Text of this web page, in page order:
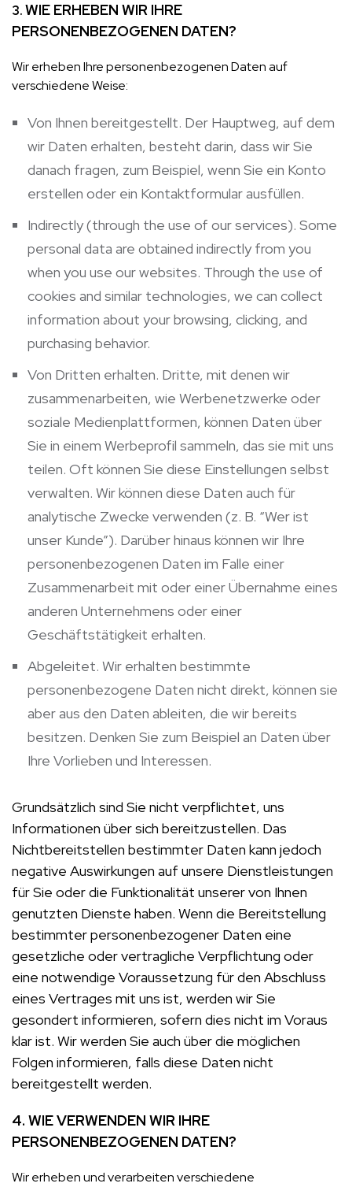
3.WIE ERHEBEN WIR IHRE
PERSONENBEZOGENEN DATEN?
Wir erheben Ihre personenbezogenen Daten auf
verschiedene Weise:
Von Ihnen bereitgestellt. Der Hauptweg, auf dem
wir Daten erhalten, besteht darin, dass wir Sie
danach fragen, zum Beispiel, wenn Sie ein Konto
erstellen oder ein Kontaktformular ausfüllen.
Indirectly (through the use of our services). Some
personal data are obtained indirectly from you
when you use our websites. Through the use of
cookies and similar technologies, we can collect
information about your browsing, clicking, and
purchasing behavior.
Von Dritten erhalten. Dritte, mit denen wir
zusammenarbeiten, wie Werbenetzwerke oder
soziale Medienplattformen, können Daten über
Sie in einem Werbeprofil sammeln, das sie mit uns
teilen. Oft können Sie diese Einstellungen selbst
verwalten. Wir können diese Daten auch für
analytische Zwecke verwenden (z. B. “Wer ist
unser Kunde”). Darüber hinaus können wir Ihre
personenbezogenen Daten im Falle einer
Zusammenarbeit mit oder einer Übernahme eines
anderen Unternehmens oder einer
Geschäftstätigkeit erhalten.
Abgeleitet. Wir erhalten bestimmte
personenbezogene Daten nicht direkt, können sie
aber aus den Daten ableiten, die wir bereits
besitzen. Denken Sie zum Beispiel an Daten über
Ihre Vorlieben und Interessen.
Grundsätzlich sind Sie nicht verpflichtet, uns
Informationen über sich bereitzustellen. Das
Nichtbereitstellen bestimmter Daten kann jedoch
negative Auswirkungen auf unsere Dienstleistungen
für Sie oder die Funktionalität unserer von Ihnen
genutzten Dienste haben. Wenn die Bereitstellung
bestimmter personenbezogener Daten eine
gesetzliche oder vertragliche Verpflichtung oder
eine notwendige Voraussetzung für den Abschluss
eines Vertrages mit uns ist, werden wir Sie
gesondert informieren, sofern dies nicht im Voraus
klar ist. Wir werden Sie auch über die möglichen
Folgen informieren, falls diese Daten nicht
bereitgestellt werden.
4. WIE VERWENDEN WIR IHRE
PERSONENBEZOGENEN DATEN?
Wir erheben und verarbeiten verschiedene